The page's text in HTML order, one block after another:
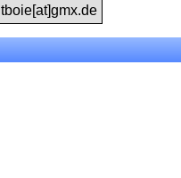
tboie[at]gmx.de